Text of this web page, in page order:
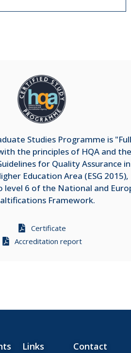
Studies Programme is
the principles of HQA and the
for Quality Assurance
Education Area (ESG 2015),
level 6 of the National and
Framework.
Certificate
Accreditation report
Links Contact